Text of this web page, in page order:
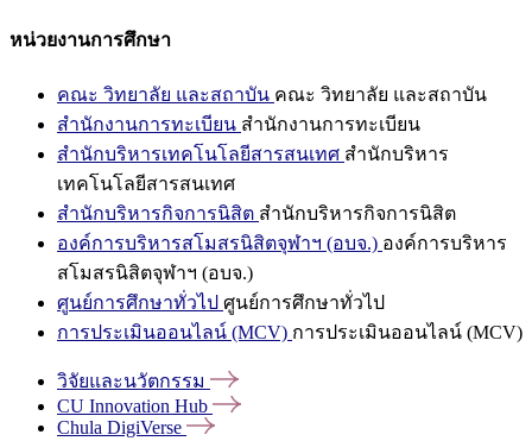
หน่วยงานการศึกษา
คณะ วิทยาลัย และสถาบัน คณะ วิทยาลัย และสถาบัน
สำนักงานการทะเบียน สำนักงานการทะเบียน
สำนักบริหารเทคโนโลยีสารสนเทศ สำนักบริหาร
เทคโนโลยีสารสนเทศ
สำนักบริหารกิจการนิสิต สำนักบริหารกิจการนิสิต
องค์การบริหารสโมสรนิสิตจุฬาฯ (อบจ.) องค์การบริหาร
สโมสรนิสิตจุฬาฯ (อบจ.)
ศูนย์การศึกษาทั่วไป ศูนย์การศึกษาทั่วไป
การประเมินออนไลน์ (MCV) การประเมินออนไลน์ (MCV)
วิจัยและนวัตกรรม
CU Innovation Hub
Chula DigiVerse